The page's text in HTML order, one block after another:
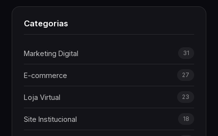
Categorias
Marketing Digital 31
E-commerce 27
Loja Virtual 23
Site Institucional 18